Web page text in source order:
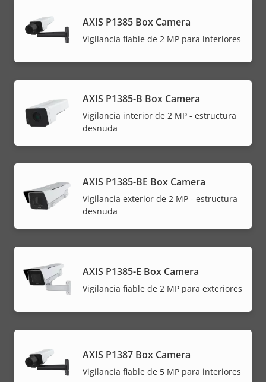
AXIS P1385 Box Camera
Vigilancia fiable de 2 MP para interiores
AXIS P1385-B Box Camera
Vigilancia interior de 2 MP - estructura
desnuda
AXIS P1385-BE Box Camera
Vigilancia exterior de 2 MP - estructura
desnuda
AXIS P1385-E Box Camera
Vigilancia fiable de 2 MP para exteriores
AXIS P1387 Box Camera
Vigilancia fiable de 5 MP para interiores